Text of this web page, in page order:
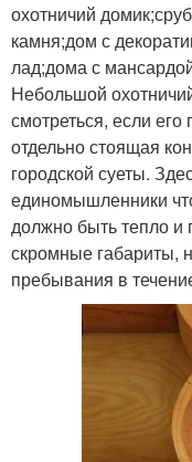
охотничий
камня;дом с
лад;дома с
Небольшой
смотреться, если
отдельно стоящая
городской суеты.
единомышленники
должно быть тепло и
скромные габариты,
пребывания в